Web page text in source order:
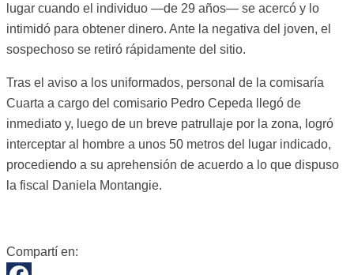
lugar cuando el individuo —de 29 años— se acercó y lo
intimidó para obtener dinero. Ante la negativa del joven, el
sospechoso se retiró rápidamente del sitio.
Tras el aviso a los uniformados, personal de la comisaría
Cuarta a cargo del comisario Pedro Cepeda llegó de
inmediato y, luego de un breve patrullaje por la zona, logró
interceptar al hombre a unos 50 metros del lugar indicado,
procediendo a su aprehensión de acuerdo a lo que dispuso
la fiscal Daniela Montangie.
Compartí en: